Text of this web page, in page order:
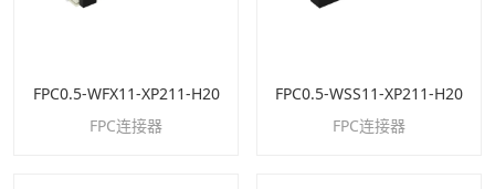
FPC0.5-WFX11-XP211-H20
FPC连接器
FPC0.5-WSS11-XP211-H20
FPC连接器